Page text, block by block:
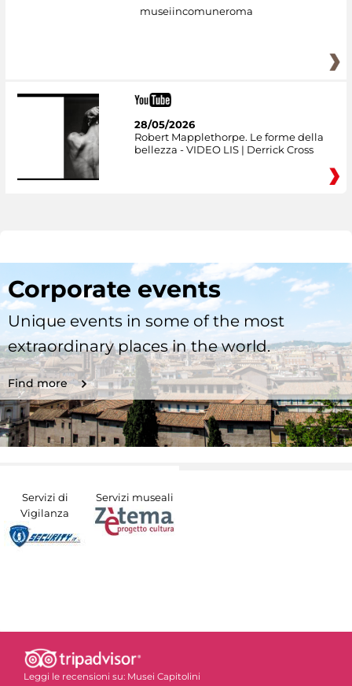
museiincomuneroma
28/05/2026
Robert Mapplethorpe. Le forme della
bellezza - VIDEO LIS | Derrick Cross
Corporate events
Unique events in some of the most
extraordinary places in the world.
Find more
Servizi di
Vigilanza
Servizi museali
Leggi le recensioni su: Musei Capitolini